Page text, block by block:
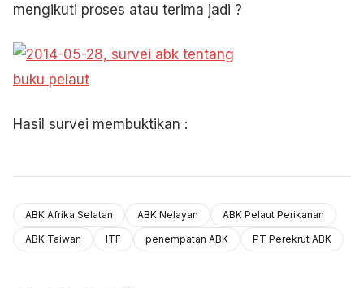
mengikuti proses atau terima jadi ?
Hasil survei membuktikan :
ABK Afrika Selatan ABK Nelayan
ABK Pelaut Perikanan
ABK Taiwan
ITF penempatan ABK PT Perekrut ABK